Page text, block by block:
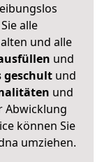
alle
und alle
und
geschult und
und
Abwicklung
können Sie
umziehen.